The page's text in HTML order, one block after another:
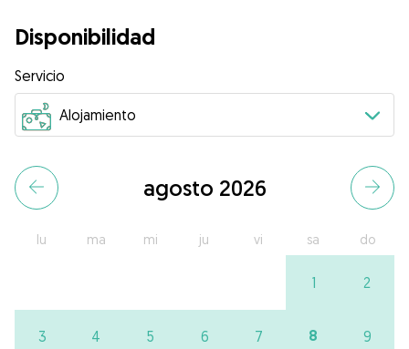
Disponibilidad
Servicio
agosto 2026
lu ma mi ju vi sa do
1 2
3 4 5 6 7 8 9